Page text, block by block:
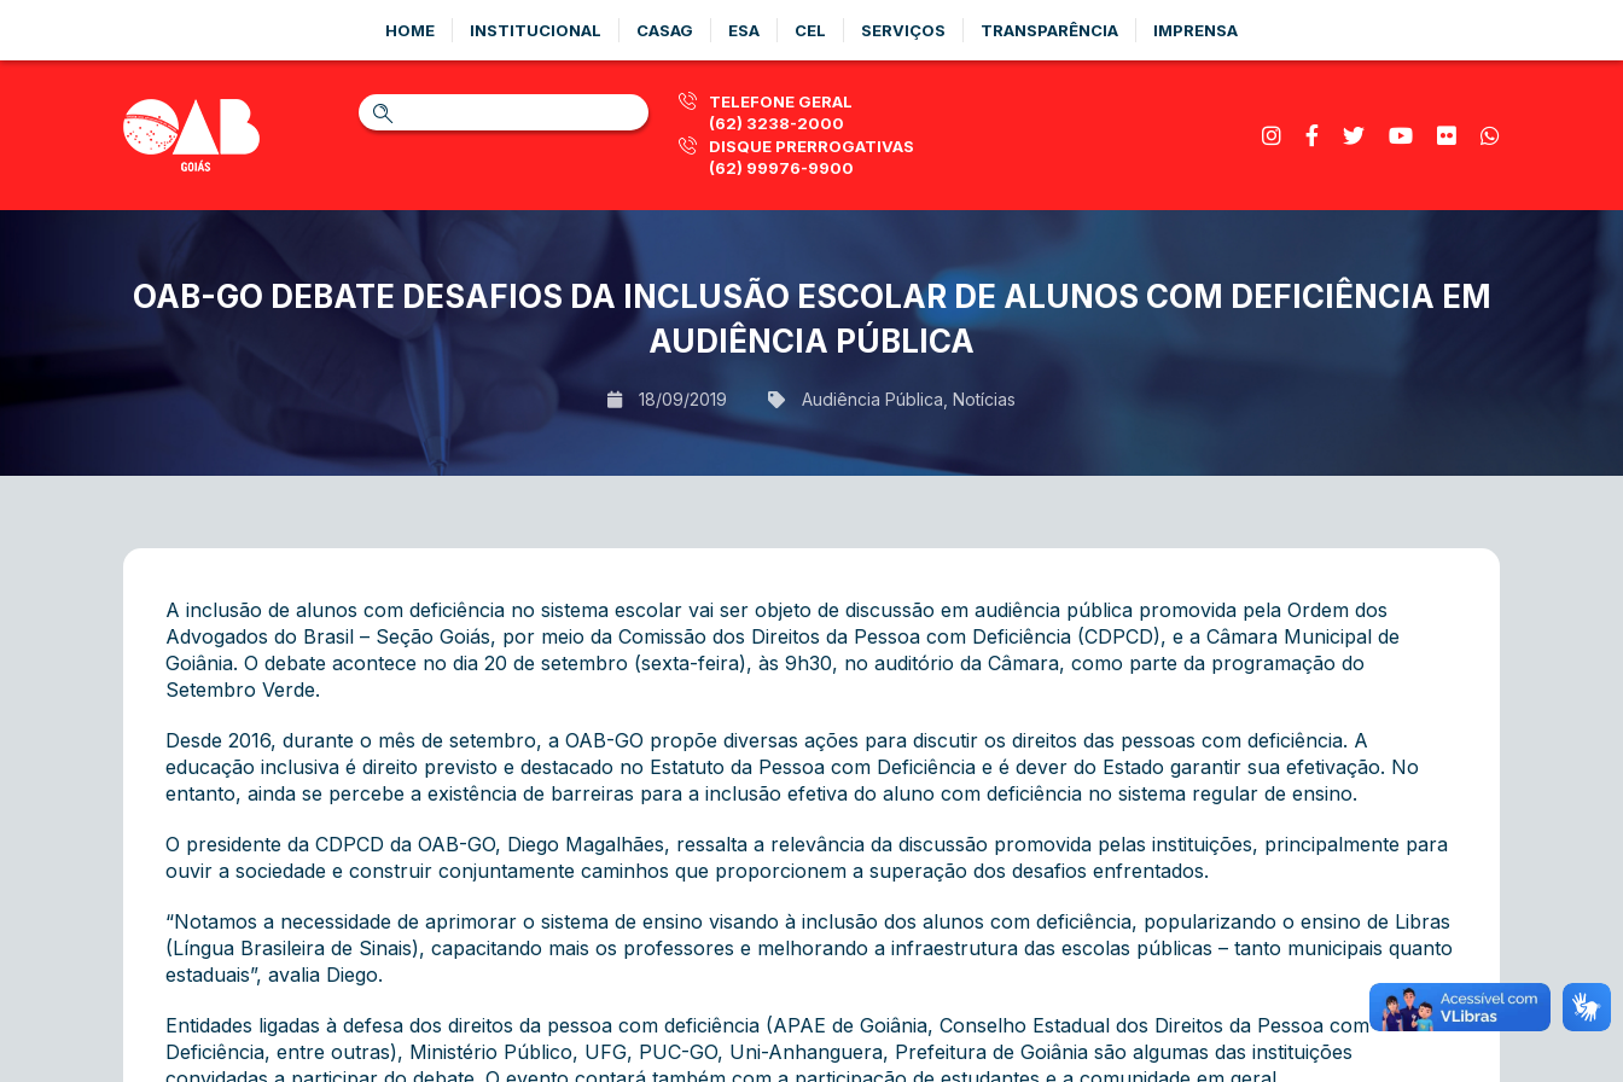
HOME INSTITUCIONAL CASAG ESA CEL SERVIÇOS TRANSPARÊNCIA IMPRENSA
TELEFONE GERAL
(62) 3238-2000
DISQUE PRERROGATIVAS
(62) 99976-9900
OAB-GO DEBATE DESAFIOS DA INCLUSÃO ESCOLAR DE ALUNOS COM DEFICIÊNCIA EM
AUDIÊNCIA PÚBLICA
18/09/2019 Audiência Pública Notícias
A inclusão de alunos com deficiência no sistema escolar vai ser objeto de discussão em audiência pública promovida pela Ordem dos
Advogados do Brasil – Seção Goiás, por meio da Comissão dos Direitos da Pessoa com Deficiência (CDPCD), e a Câmara Municipal de
Goiânia. O debate acontece no dia 20 de setembro (sexta-feira), às 9h30, no auditório da Câmara, como parte da programação do
Setembro Verde.
Desde 2016, durante o mês de setembro, a OAB-GO propõe diversas ações para discutir os direitos das pessoas com deficiência. A
educação inclusiva é direito previsto e destacado no Estatuto da Pessoa com Deficiência e é dever do Estado garantir sua efetivação. No
entanto, ainda se percebe a existência de barreiras para a inclusão efetiva do aluno com deficiência no sistema regular de ensino.
O presidente da CDPCD da OAB-GO, Diego Magalhães, ressalta a relevância da discussão promovida pelas instituições, principalmente para
ouvir a sociedade e construir conjuntamente caminhos que proporcionem a superação dos desafios enfrentados.
“Notamos a necessidade de aprimorar o sistema de ensino visando à inclusão dos alunos com deficiência, popularizando o ensino de Libras
(Língua Brasileira de Sinais), capacitando mais os professores e melhorando a infraestrutura das escolas públicas – tanto municipais quanto
estaduais”, avalia Diego.
Entidades ligadas à defesa dos direitos da pessoa com deficiência (APAE de Goiânia, Conselho Estadual dos Direitos da Pessoa com
Deficiência, entre outras), Ministério Público, UFG, PUC-GO, Uni-Anhanguera, Prefeitura de Goiânia são algumas das instituições